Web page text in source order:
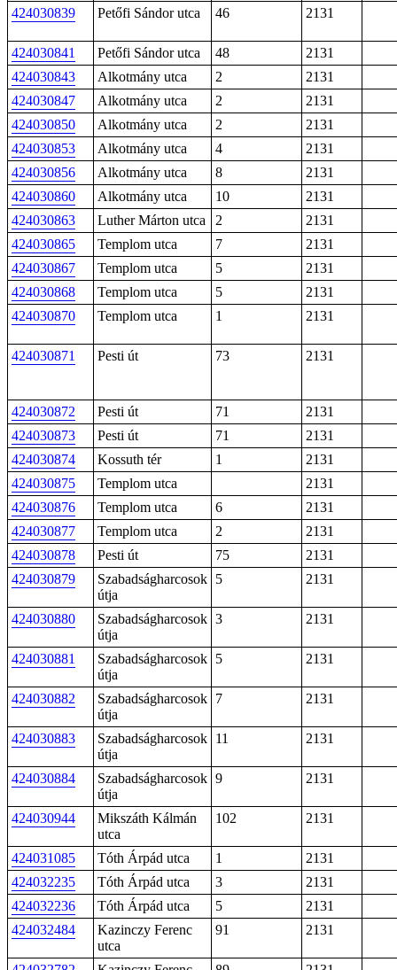
424030839 Petőfi Sándor utca 46 2131
424030841 Petőfi Sándor utca 48
2131
424030843
Alkotmány utca 2
2131
424030847
Alkotmány utca 2
2131
424030850
Alkotmány utca 2
2131
424030853
Alkotmány utca 4
2131
424030856
Alkotmány utca 8
2131
424030860
Alkotmány utca 10
2131
424030863
Luther Márton utca 2
2131
424030865
Templom utca 7
2131
424030867
Templom utca 5
2131
424030868
Templom utca 5
2131
424030870
Templom utca 1 2131
424030871 Pesti út 73 2131
424030872 Pesti út 71
2131
424030873
Pesti út 71
2131
424030874
Kossuth tér 1
2131
424030875
Templom utca
2131
424030876
Templom utca 6
2131
424030877
Templom utca 2
2131
424030878
Pesti út 75
2131
424030879
Szabadságharcosok
útja
5 2131
424030880
Szabadságharcosok
útja
3 2131
424030881
Szabadságharcosok
útja
5 2131
424030882
Szabadságharcosok
útja
7 2131
424030883
Szabadságharcosok
útja
11 2131
424030884
Szabadságharcosok
útja
9 2131
424030944
Mikszáth Kálmán
utca
102 2131
424031085 Tóth Árpád utca 1
2131
424032235
Tóth Árpád utca 3
2131
424032236
Tóth Árpád utca 5
2131
424032484
Kazinczy Ferenc
utca
91 2131